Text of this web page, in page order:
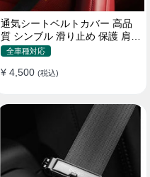
通気シートベルトカバー 高品
質 シンブル 滑り止め 保護 肩当
てパッド 圧迫感軽減
全車種対応
¥ 4,500 (税込)